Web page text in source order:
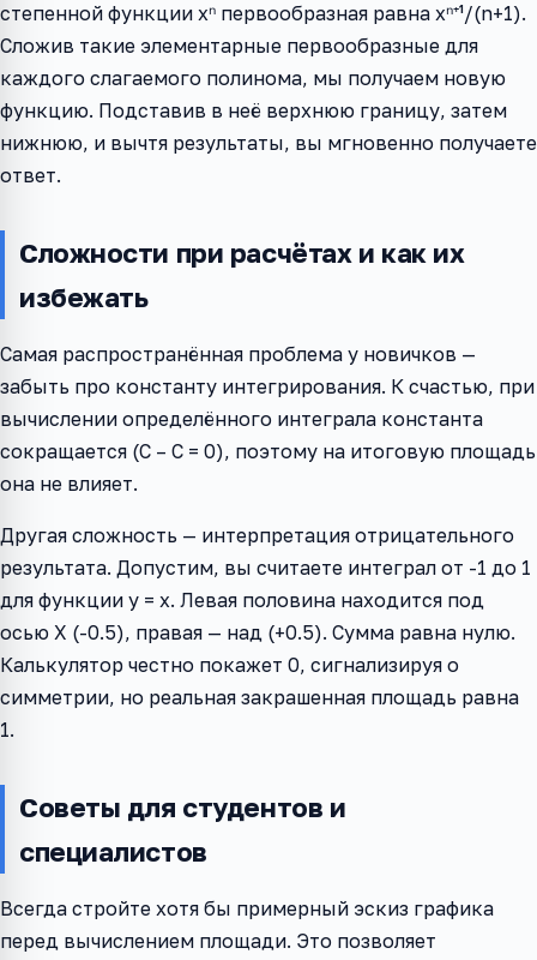
степенной функции xⁿ первообразная равна xⁿ⁺¹/(n+1).
Сложив такие элементарные первообразные для
каждого слагаемого полинома, мы получаем новую
функцию. Подставив в неё верхнюю границу, затем
нижнюю, и вычтя результаты, вы мгновенно получаете
ответ.
Сложности при расчётах и как их
избежать
Самая распространённая проблема у новичков —
забыть про константу интегрирования. К счастью, при
вычислении определённого интеграла константа
сокращается (C – C = 0), поэтому на итоговую площадь
она не влияет.
Другая сложность — интерпретация отрицательного
результата. Допустим, вы считаете интеграл от -1 до 1
для функции y = x. Левая половина находится под
осью X (-0.5), правая — над (+0.5). Сумма равна нулю.
Калькулятор честно покажет 0, сигнализируя о
симметрии, но реальная закрашенная площадь равна
1.
Советы для студентов и
специалистов
Всегда стройте хотя бы примерный эскиз графика
перед вычислением площади. Это позволяет